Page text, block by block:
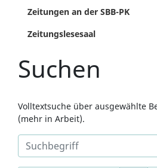
Zeitungen an der SBB-PK
Zeitungslesesaal
Suchen
Volltextsuche über ausgewählte
(mehr in Arbeit).